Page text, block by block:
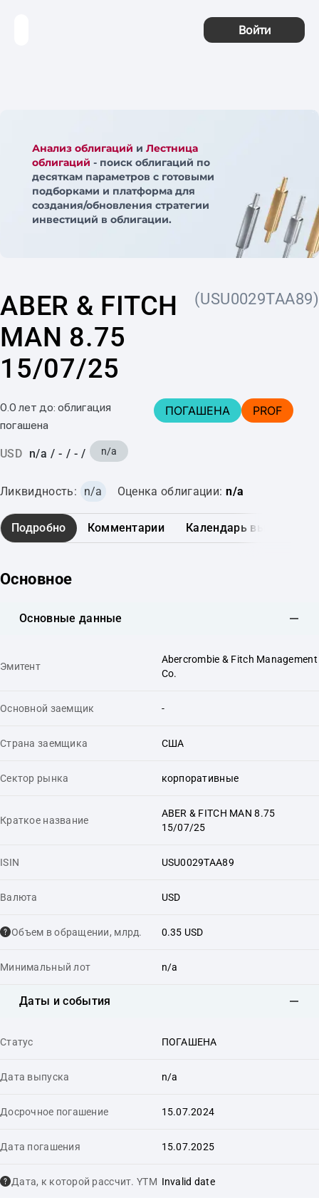
Войти
Анализ облигаций и Лестница
облигаций - поиск облигаций по
десяткам параметров с готовыми
подборками и платформа для
создания/обновления стратегии
инвестиций в облигации.
ABER & FITCH
MAN 8.75
15/07/25
(USU0029TAA89)
0.0 лет до: облигация
погашена
ПОГАШЕНА PROF
USD n/a / - / - / n/a
Ликвидность: n/a Оценка облигации: n/a
Подробно Комментарии Календарь выплат
Основное
Основные данные
Эмитент
Abercrombie & Fitch Management
Co.
Основной заемщик -
Страна заемщика США
Сектор рынка корпоративные
Краткое название
ABER & FITCH MAN 8.75
15/07/25
ISIN USU0029TAA89
Валюта USD
Объем в обращении, млрд. 0.35 USD
Минимальный лот n/a
Даты и события
Статус ПОГАШЕНА
Дата выпуска n/a
Досрочное погашение 15.07.2024
Дата погашения 15.07.2025
Дата, к которой рассчит. YTM Invalid date